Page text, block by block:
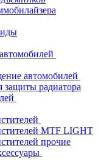
автомобилей
защиты радиатора
MTF LIGHT
прочие